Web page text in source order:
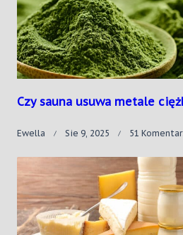
Czy sauna usuwa metale
Ewella Sie 9, 2025 51